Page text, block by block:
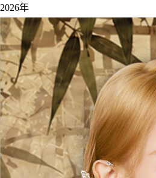
2026年